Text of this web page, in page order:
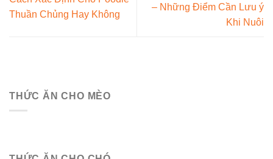
Thuần Chủng Hay Không
– Những Điểm Cần Lưu ý
Khi Nuôi
THỨC ĂN CHO MÈO